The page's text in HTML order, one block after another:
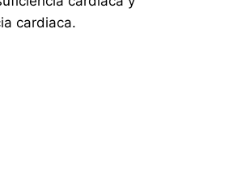
cardiaca.